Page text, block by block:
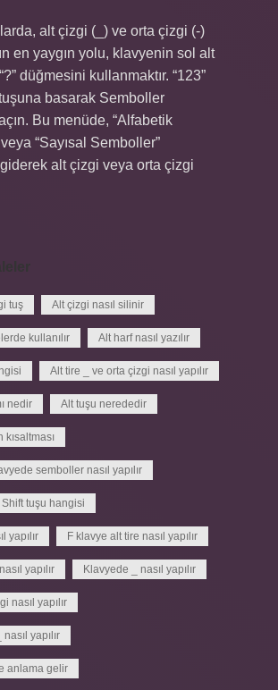
alt çizgi (_) ve orta çizgi (-)
en yaygın yolu, klavyenin sol alt
düğmesini kullanmaktır. “123”
basarak Semboller
Bu menüde, “Alfabetik
“Sayısal Semboller”
alt çizgi veya orta çizgi
tuş Alt çizgi nasıl silinir
kullanılır Alt harf nasıl yazılır
Alt tire _ ve orta çizgi nasıl yapılır
nedir Alt tuşu nerededir
semboller nasıl yapılır
tuşu hangisi
yapılır F klavye alt tire nasıl yapılır
yapılır Klavyede _ nasıl yapılır
nasıl yapılır
yapılır
anlama gelir